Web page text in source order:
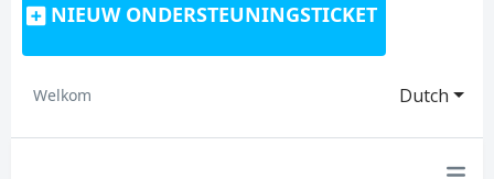
NIEUW ONDERSTEUNINGSTICKET
Dutch
Welkom